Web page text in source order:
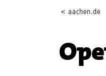
< aachen.de